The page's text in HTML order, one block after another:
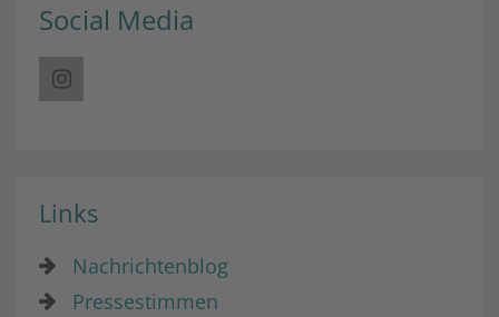
Social Media
Links
Nachrichtenblog
Pressestimmen